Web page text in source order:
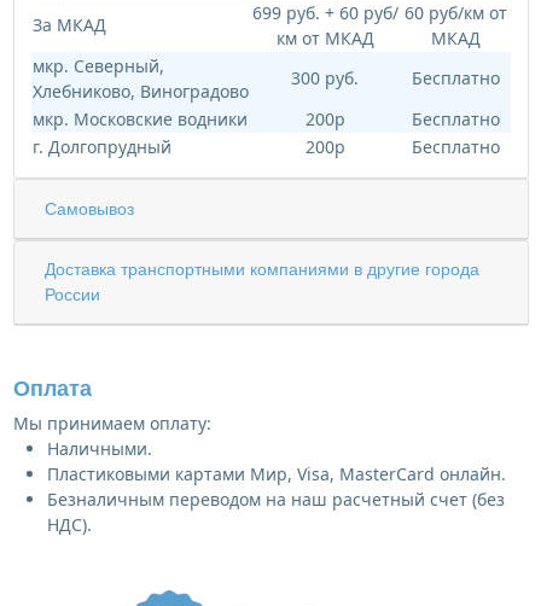
За МКАД
699 руб. + 60 руб/
км от МКАД
60 руб/км от
МКАД
мкр. Северный,
Хлебниково, Виноградово
300 руб.
Бесплатно
мкр. Московские водники
200р
Бесплатно
г. Долгопрудный
200р Бесплатно
Самовывоз
Доставка транспортными компаниями в другие города
России
Оплата
Мы принимаем оплату:
Наличными.
Пластиковыми картами Мир, Visa, MasterCard онлайн.
Безналичным переводом на наш расчетный счет (без
НДС).